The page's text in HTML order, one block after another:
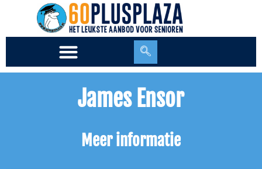
de
James Ensor
Meer informatie